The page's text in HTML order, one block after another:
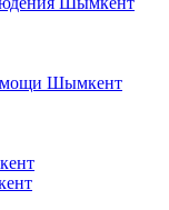
Шымкент